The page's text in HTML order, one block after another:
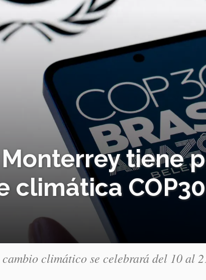
tiene
climática
climático se celebrará del 10 al